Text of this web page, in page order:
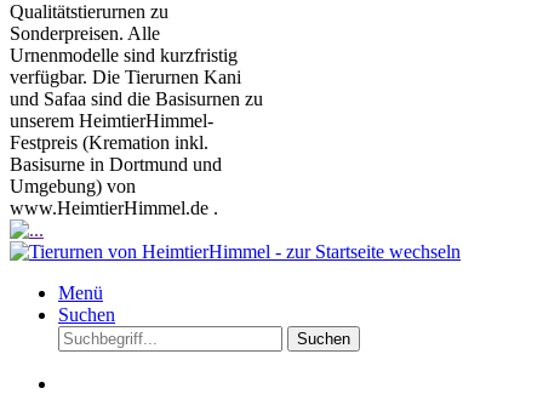
Qualitätstierurnen zu
Sonderpreisen. Alle
Urnenmodelle sind kurzfristig
verfügbar. Die Tierurnen Kani
und Safaa sind die Basisurnen zu
unserem HeimtierHimmel-
Festpreis (Kremation inkl.
Basisurne in Dortmund und
Umgebung) von
www.HeimtierHimmel.de .
Menü
Suchen
Suchen